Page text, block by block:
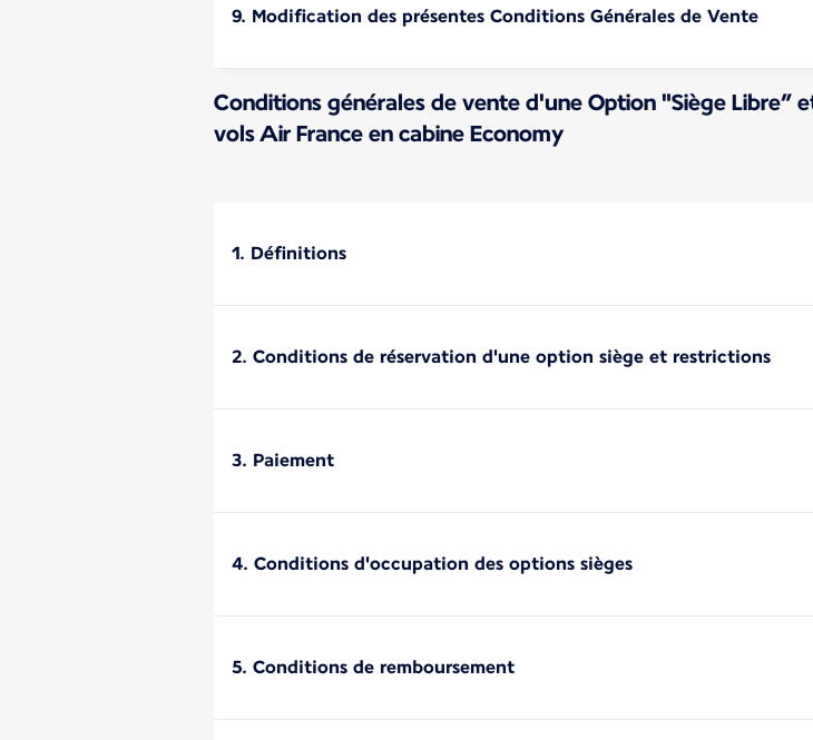
9. Modification des présentes Conditions Générales de Vente
Conditions générales de vente d'une Option "Siège Libre”
vols Air France en cabine Economy
1. Définitions
2. Conditions de réservation d'une option siège et restrictions
3. Paiement
4. Conditions d'occupation des options sièges
5. Conditions de remboursement